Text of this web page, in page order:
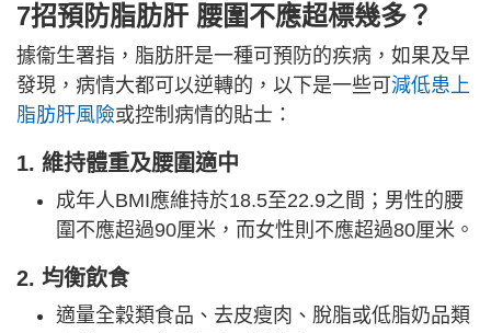
7招預防脂肪肝 腰圍不應超標幾多？
據衞生署指，脂肪肝是一種可預防的疾病，如果及早
發現，病情大都可以逆轉的，以下是一些可 減低患上
脂肪肝風險或控制病情的貼士：
1. 維持體重及腰圍適中
成年人BMI應維持於18.5至22.9之間；男性的腰
圍不應超過90厘米，而女性則不應超過80厘米。
2. 均衡飲食
適量全穀類食品、去皮瘦肉、脫脂或低脂奶品類